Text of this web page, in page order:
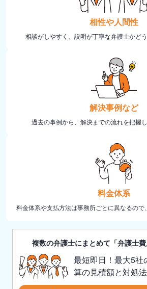
相性や人間性
相談がしやすく、説明が丁寧な弁護士かど
解決事例など
過去の事例から、解決までの流れを把握し
料金体系
料金体系や支払方法は事務所ごとに異なるので
複数の弁護士にまとめて「弁護士費
最短即日！最大5社
算の見積額と対処